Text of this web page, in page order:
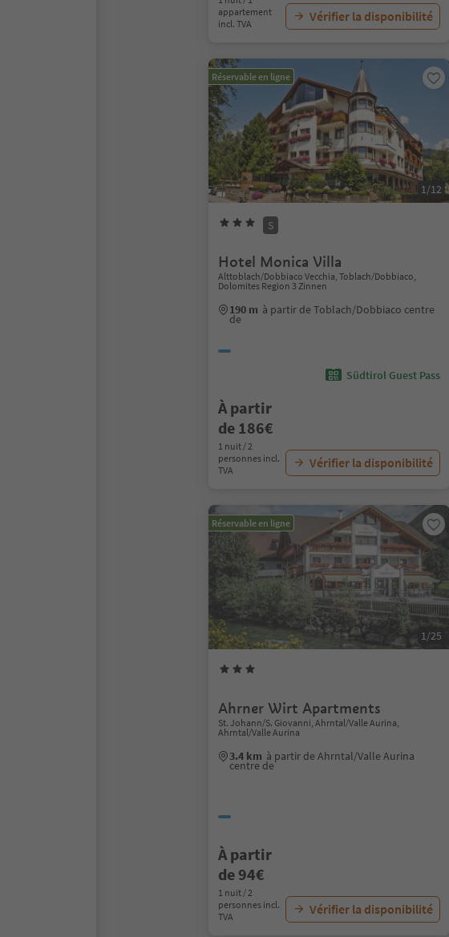
appartement
incl. TVA
Vérifier la disponibilité
Réservable en ligne
1/12
S
Hotel Monica Villa
Alttoblach/Dobbiaco Vecchia, Toblach/Dobbiaco,
Dolomites Region 3 Zinnen
190 m à partir de Toblach/Dobbiaco centre
de
Südtirol Guest Pass
À partir
de 186€
1 nuit / 2
personnes incl.
TVA
Vérifier la disponibilité
Réservable en ligne
1/25
Ahrner Wirt Apartments
St. Johann/S. Giovanni, Ahrntal/Valle Aurina,
Ahrntal/Valle Aurina
3.4 km à partir de Ahrntal/Valle Aurina
centre de
À partir
de 94€
1 nuit / 2
personnes incl.
TVA
Vérifier la disponibilité